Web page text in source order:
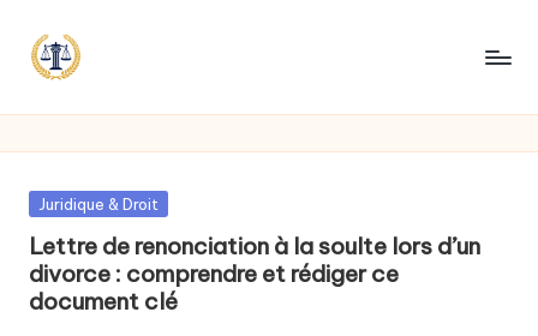
Posted
Juridique & Droit
Lettre de renonciation à la soulte lors d’un
divorce : comprendre et rédiger ce
document clé